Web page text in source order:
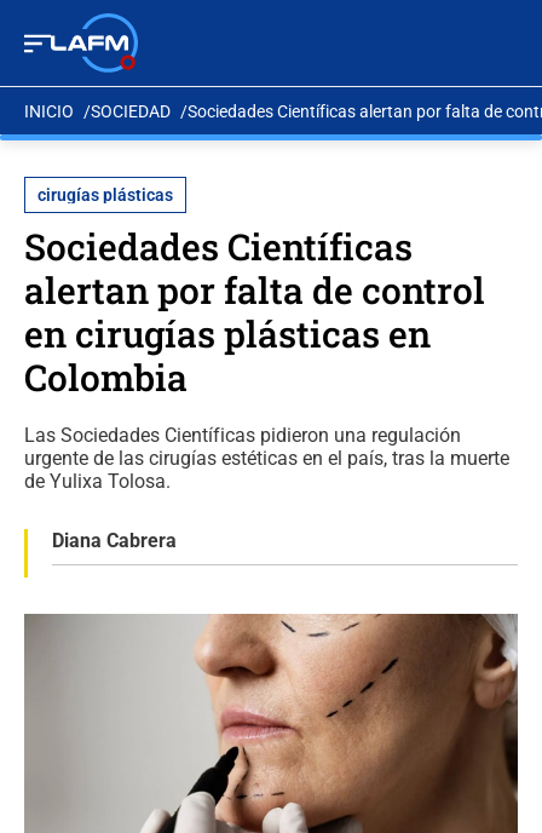
INICIO SOCIEDAD Sociedades Científicas alertan por falta de
cirugías plásticas
Sociedades Científicas
alertan por falta de control
en cirugías plásticas en
Colombia
Las Sociedades Científicas pidieron una regulación
urgente de las cirugías estéticas en el país, tras la muerte
de Yulixa Tolosa.
Diana Cabrera